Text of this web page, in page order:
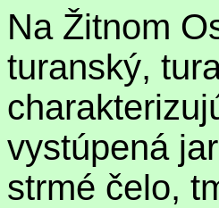
Na Žitnom
turanský,
vystúpená
strmé čelo,